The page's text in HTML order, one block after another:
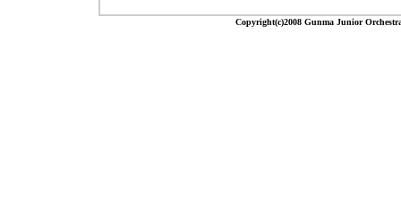
Copyright(c)2008 Gunma Junior